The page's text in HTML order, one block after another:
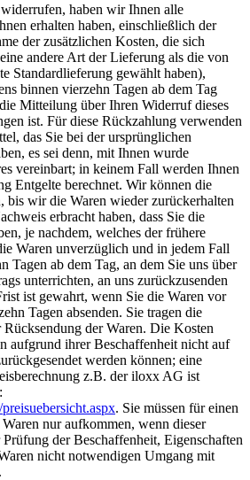
haben wir Ihnen alle
erhalten haben, einschließlich der
der zusätzlichen Kosten, die sich
andere Art der Lieferung als die von
Standardlieferung gewählt haben),
binnen vierzehn Tagen ab dem Tag
Mitteilung über Ihren Widerruf dieses
ist. Für diese Rückzahlung verwenden
das Sie bei der ursprünglichen
es sei denn, mit Ihnen wurde
vereinbart; in keinem Fall werden Ihnen
Entgelte berechnet. Wir können die
bis wir die Waren wieder zurückerhalten
erbracht haben, dass Sie die
je nachdem, welches der frühere
Waren unverzüglich und in jedem Fall
Tagen ab dem Tag, an dem Sie uns über
unterrichten, an uns zurückzusenden
ist gewahrt, wenn Sie die Waren vor
Tagen absenden. Sie tragen die
der Waren. Die Kosten
aufgrund ihrer Beschaffenheit nicht auf
werden können; eine
z.B. der iloxx AG ist
. Sie müssen für einen
nur aufkommen, wenn dieser
der Beschaffenheit, Eigenschaften
nicht notwendigen Umgang mit